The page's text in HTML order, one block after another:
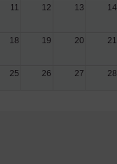
11 12 13 14
18 19 20 21
25 26 27 28